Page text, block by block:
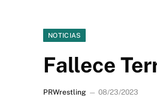
NOTICIAS
Fallece
PRWrestling 08/23/2023